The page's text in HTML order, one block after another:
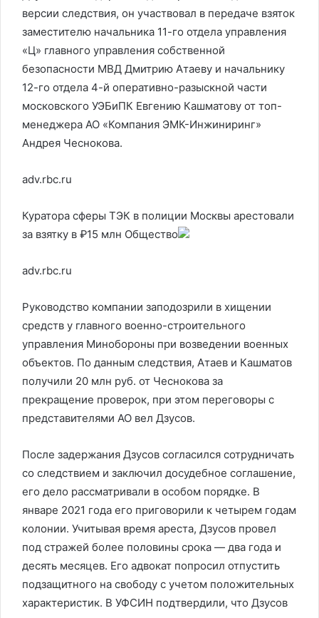
версии следствия, он участвовал в передаче взяток
заместителю начальника 11-го отдела управления
«Ц» главного управления собственной
безопасности МВД Дмитрию Атаеву и начальнику
12-го отдела 4-й оперативно-разыскной части
московского УЭБиПК Евгению Кашматову от топ-
менеджера АО «Компания ЭМК-Инжиниринг»
Андрея Чеснокова.
adv.rbc.ru
Куратора сферы ТЭК в полиции Москвы арестовали
за взятку в ₽15 млн Общество
adv.rbc.ru
Руководство компании заподозрили в хищении
средств у главного военно-строительного
управления Минобороны при возведении военных
объектов. По данным следствия, Атаев и Кашматов
получили 20 млн руб. от Чеснокова за
прекращение проверок, при этом переговоры с
представителями АО вел Дзусов.
После задержания Дзусов согласился сотрудничать
со следствием и заключил досудебное соглашение,
его дело рассматривали в особом порядке. В
январе 2021 года его приговорили к четырем годам
колонии. Учитывая время ареста, Дзусов провел
под стражей более половины срока — два года и
десять месяцев. Его адвокат попросил отпустить
подзащитного на свободу с учетом положительных
характеристик. В УФСИН подтвердили, что Дзусов